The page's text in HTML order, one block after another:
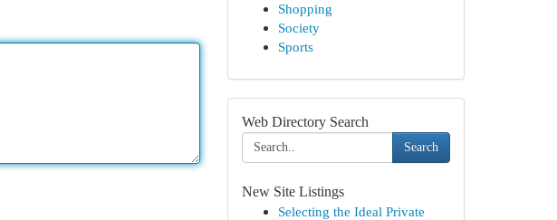
Shopping
Society
Sports
Web Directory Search
Search
New Site Listings
Selecting the Ideal Private